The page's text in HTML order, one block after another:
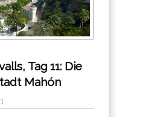
Tag 11: Die
Mahón